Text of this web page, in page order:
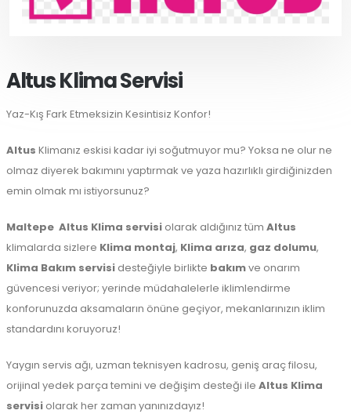
Altus Klima Servisi
Yaz-Kış Fark Etmeksizin Kesintisiz Konfor!
Altus Klimanız eskisi kadar iyi soğutmuyor mu? Yoksa ne olur ne
olmaz diyerek bakımını yaptırmak ve yaza hazırlıklı girdiğinizden
emin olmak mı istiyorsunuz?
Maltepe Altus Klima servisi olarak aldığınız tüm Altus
klimalarda sizlere Klima montaj, Klima arıza, gaz dolumu,
Klima Bakım servisi desteğiyle birlikte bakımve onarım
güvencesi veriyor; yerinde müdahalelerle iklimlendirme
konforunuzda aksamaların önüne geçiyor, mekanlarınızın iklim
standardını koruyoruz!
Yaygın servis ağı, uzman teknisyen kadrosu, geniş araç filosu,
orijinal yedek parça temini ve değişim desteği ile Altus Klima
servisi olarak her zaman yanınızdayız!